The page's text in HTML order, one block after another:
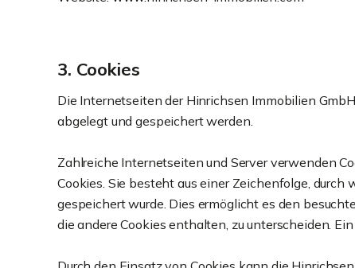
3. Cookies
Die Internetseiten der Hinrichsen Immobilien
abgelegt und gespeichert werden.
Zahlreiche Internetseiten und Server verwenden
Cookies. Sie besteht aus einer Zeichenfolge,
gespeichert wurde. Dies ermöglicht es den
die andere Cookies enthalten, zu unterscheiden.